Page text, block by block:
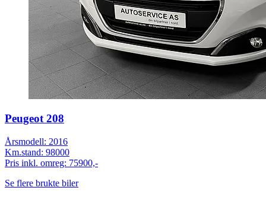
Peugeot 208
Årsmodell: 2016
Km.stand: 98000
Pris inkl. omreg: 75900,-
Se flere brukte biler